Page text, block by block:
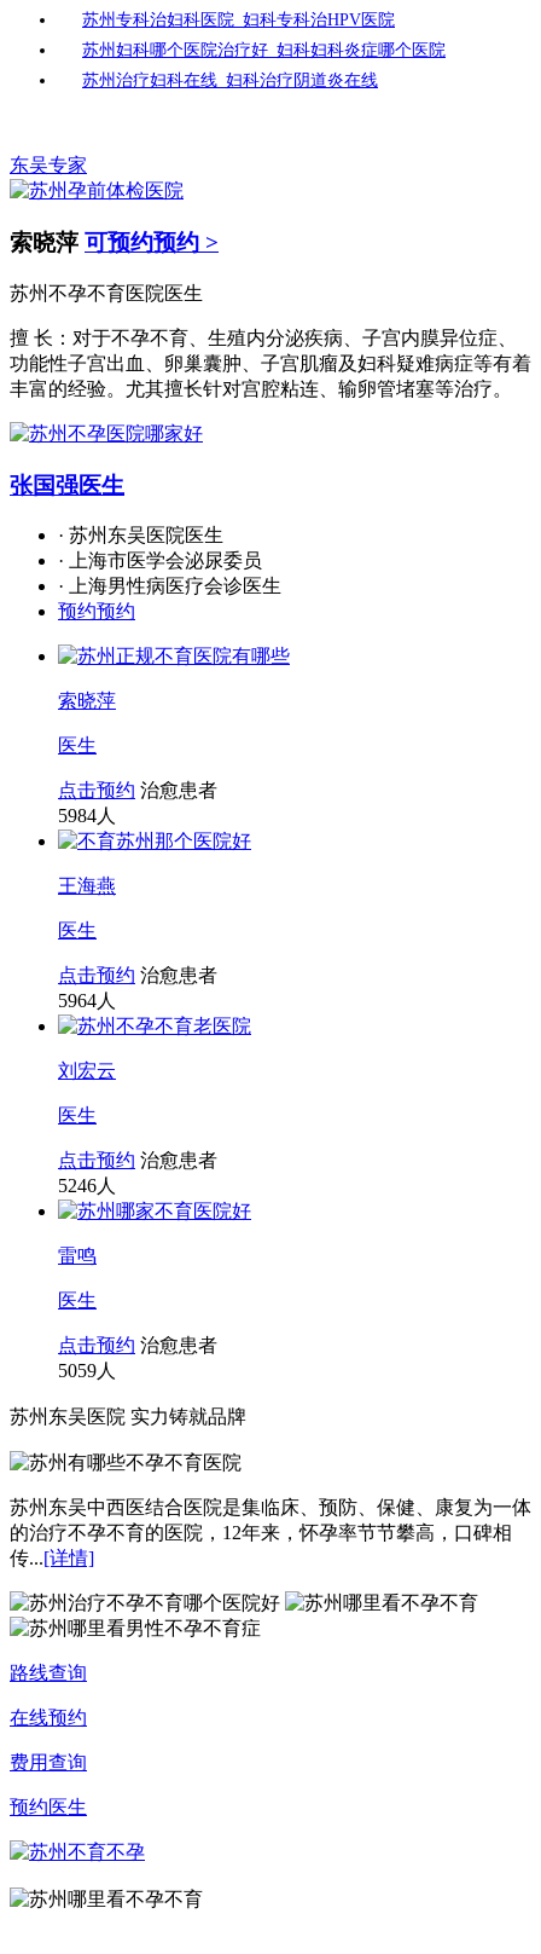
苏州专科治妇科医院_妇科专科治HPV医院
苏州妇科哪个医院治疗好_妇科妇科炎症哪个医院
苏州治疗妇科在线_妇科治疗阴道炎在线
东吴专家
索晓萍 可预约预约 >
苏州不孕不育医院医生
擅 长：对于不孕不育、生殖内分泌疾病、子宫内膜异位症、
功能性子宫出血、卵巢囊肿、子宫肌瘤及妇科疑难病症等有着
丰富的经验。尤其擅长针对宫腔粘连、输卵管堵塞等治疗。
张国强医生
· 苏州东吴医院医生
· 上海市医学会泌尿委员
· 上海男性病医疗会诊医生
预约预约
索晓萍
医生
点击预约 治愈患者
5984人
王海燕
医生
点击预约 治愈患者
5964人
刘宏云
医生
点击预约 治愈患者
5246人
雷鸣
医生
点击预约 治愈患者
5059人
苏州东吴医院 实力铸就品牌
苏州东吴中西医结合医院是集临床、预防、保健、康复为一体
的治疗不孕不育的医院，12年来，怀孕率节节攀高，口碑相
传...[详情]
路线查询
在线预约
费用查询
预约医生